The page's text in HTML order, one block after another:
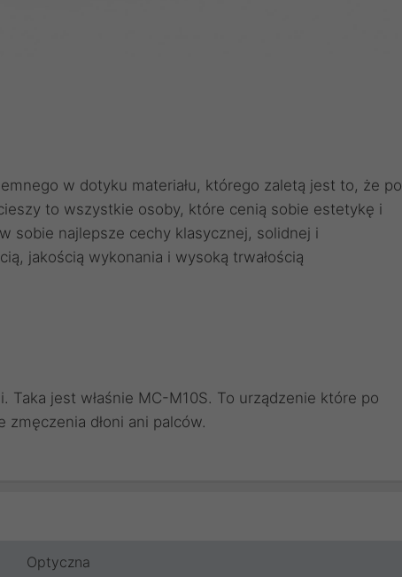
w dotyku materiału, którego zaletą jest to, że po
to wszystkie osoby, które cenią sobie estetykę i
sobie najlepsze cechy klasycznej, solidnej i
jakością wykonania i wysoką trwałością
Taka jest właśnie MC-M10S. To urządzenie które po
dłoni ani palców.
Optyczna